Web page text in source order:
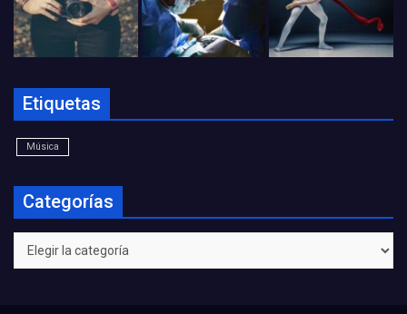
Etiquetas
Música
Categorías
Categorías